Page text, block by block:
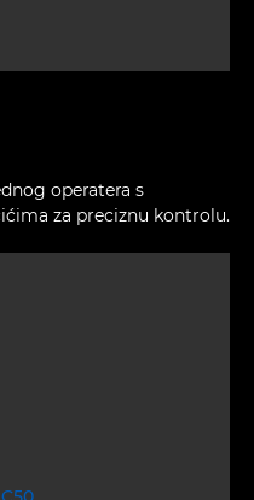
operatera s
za preciznu kontrolu.